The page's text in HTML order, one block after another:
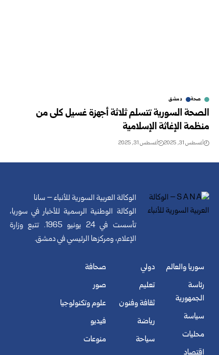
صحة دمشق
الصحة السورية تتسلم ثلاثة أجهزة غسيل كلى من
منظمة الإغاثة الإسلامية
أغسطس 31, 2025 أغسطس 31, 2025
الوكالة العربية السورية للأنباء – سانا
الوكالة الوطنية الرسمية للأخبار في سوريا،
تأسست في 24 يونيو 1965. تتبع وزارة
الإعلام، ومركزها الرئيسي في دمشق.
سوريا والعالم
رئاسة
الجمهورية
سياسة
محليات
اقتصاد
دولي
تعليم
ثقافة وفنون
رياضة
سياحة
صحافة
صور
علوم وتكنولوجيا
فيديو
منوعات